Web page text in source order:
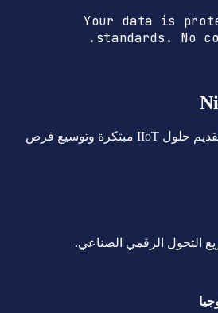
Your data is
standards. No
انضم إلى شبكة شركائنا لتقديم حلول IIoT مبتكرة وتوسيع فرص
التحول الرقمي الصناعي.